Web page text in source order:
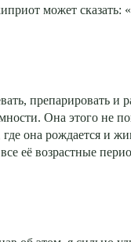
может сказать:
препарировать и
Она этого не
она рождается и
её возрастные